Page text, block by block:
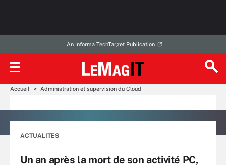
An Informa TechTarget Publication
Accueil Administration et supervision du Cloud
ACTUALITES
Un an après la mort de son activité PC,